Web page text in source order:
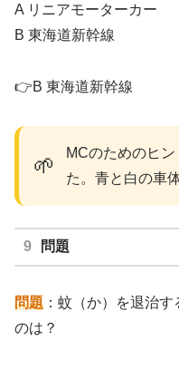
A リニアモーターカー
B 東海道新幹線
👉B 東海道新幹線
🌱
MCのためのヒ
た。青と白の車
問題
問題 ：蚊（か）を退治
のは？